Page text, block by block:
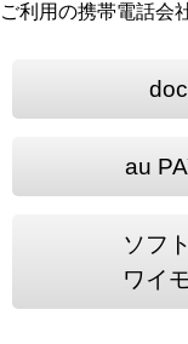
ご利用の携帯電話会
au
ソフ
ワイ